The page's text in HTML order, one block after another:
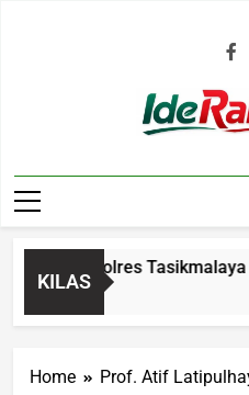
KILAS
Polres Tasikmalaya
Home Prof. Atif